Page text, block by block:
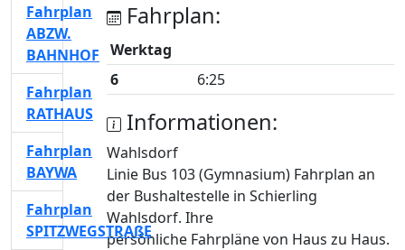
Fahrplan:
Werktag
6
6:25
Informationen:
Wahlsdorf
Linie Bus 103 (Gymnasium) Fahrplan an
der Bushaltestelle in Schierling
Wahlsdorf. Ihre
persönliche Fahrpläne von Haus zu Haus.
Fahrplan
ABZW.
BAHNHOF
Fahrplan
RATHAUS
Fahrplan
BAYWA
Fahrplan
SPITZWEGSTRAßE